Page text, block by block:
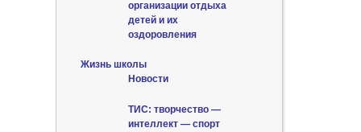
организации отдыха
детей и их
оздоровления
Жизнь школы
Новости
ТИС: творчество —
интеллект — спорт